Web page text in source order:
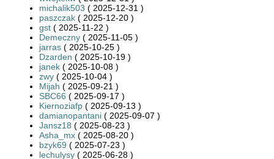
michalik503 ( 2025-12-31 )
paszczak ( 2025-12-20 )
gst ( 2025-11-22 )
Demeczny ( 2025-11-05 )
jarras ( 2025-10-25 )
Dzarden ( 2025-10-19 )
janek ( 2025-10-08 )
zwy ( 2025-10-04 )
Mijah ( 2025-09-21 )
SBC66 ( 2025-09-17 )
Kiernoziafp ( 2025-09-13 )
damianopantani ( 2025-09-07 )
Jansz18 ( 2025-08-23 )
Asha_mx ( 2025-08-20 )
bzyk69 ( 2025-07-23 )
lechulysy ( 2025-06-28 )